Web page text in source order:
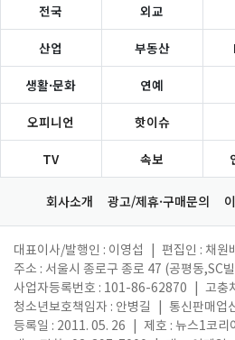
전국 외교
산업 부동산
생활·문화 연예
오피니언 핫이슈
TV 속보
회사소개 광고/제휴·구매문의
대표이사/발행인 : 이영섭 편집인 : 채원
주소 : 서울시 종로구 종로 47 (공평동,SC
사업자등록번호 : 101-86-62870
고충
청소년보호책임자 : 안병길
통신판매업
등록일 : 2011. 05. 26
제호 : 뉴스1코리